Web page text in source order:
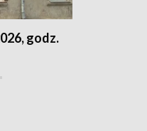
godz.